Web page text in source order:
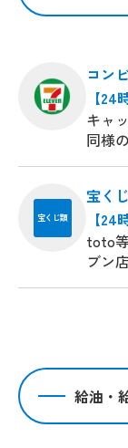
コン
【24
キャ
同様
宝くじ類
宝く
【24
toto
ブン
給油・